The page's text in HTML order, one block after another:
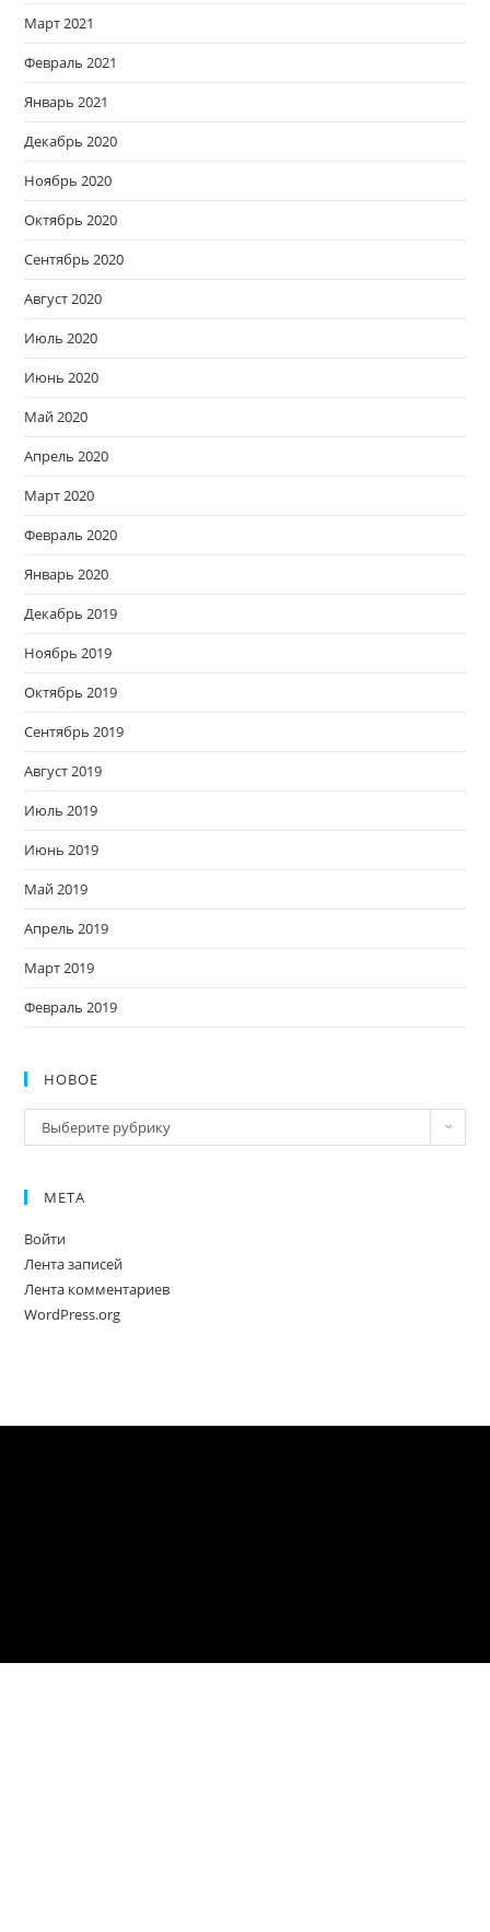
Март 2021
Февраль 2021
Январь 2021
Декабрь 2020
Ноябрь 2020
Октябрь 2020
Сентябрь 2020
Август 2020
Июль 2020
Июнь 2020
Май 2020
Апрель 2020
Март 2020
Февраль 2020
Январь 2020
Декабрь 2019
Ноябрь 2019
Октябрь 2019
Сентябрь 2019
Август 2019
Июль 2019
Июнь 2019
Май 2019
Апрель 2019
Март 2019
Февраль 2019
НОВОЕ
Новое
Выберите рубрику
МЕТА
Войти
Лента записей
Лента комментариев
WordPress.org